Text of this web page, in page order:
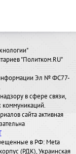
"Политком.RU"
информации Эл № ФС77-
в сфере связи,
сайта активная
в РФ: Meta
(РДК), Украинская